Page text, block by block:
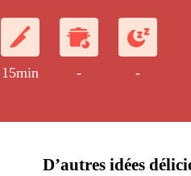
15min - -
D’autres idées